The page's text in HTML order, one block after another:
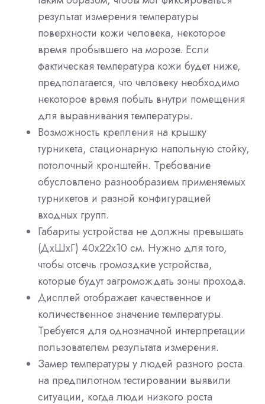
результат измерения температуры
поверхности кожи человека, некоторое
время пробывшего на морозе. Если
фактическая температура кожи будет ниже,
предполагается, что человеку необходимо
некоторое время побыть внутри помещения
для выравнивания температуры.
Возможность крепления на крышку
турникета, стационарную напольную стойку,
потолочный кронштейн. Требование
обусловлено разнообразием применяемых
турникетов и разной конфигурацией
входных групп.
Габариты устройства не должны превышать
(ДхШхГ) 40х22х10 см. Нужно для того,
чтобы отсечь громоздкие устройства,
которые будут загромождать зоны прохода.
Дисплей отображает качественное и
количественное значение температуры.
Требуется для однозначной интерпретации
пользователем результата измерения.
Замер температуры у людей разного роста.
на предпилотном тестировании выявили
ситуации, когда люди низкого роста